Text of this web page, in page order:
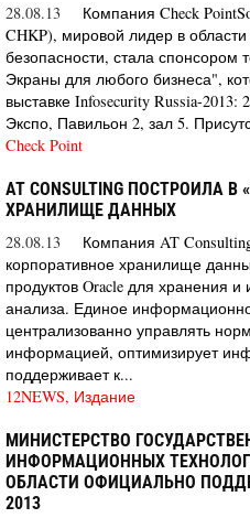
28.08.13
Компания Check
CHKP), мировой лидер в
безопасности, стала спонсором
Экраны для любого бизнеса",
выставке Infosecurity Russia-
Экспо, Павильон 2, зал 5.
Check Point
AT CONSULTING ПОСТРОИЛА
ХРАНИЛИЩЕ ДАННЫХ
28.08.13
Компания AT
корпоративное хранилище
продуктов Oracle для хранения
анализа. Единое
централизованно управлять
информацией, оптимизирует
поддерживает к...
12NEWS, Издание
МИНИСТЕРСТВО
ИНФОРМАЦИОННЫХ
ОБЛАСТИ ОФИЦИАЛЬНО
2013